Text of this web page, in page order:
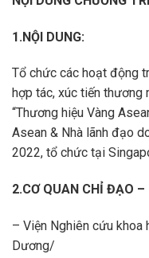
1.NỘI DUNG:
Tổ chức các hoạt động
hợp tác, xúc tiến thương
“Thương hiệu Vàng
Asean & Nhà lãnh đạo
2022, tổ chức tại
2.CƠ QUAN CHỈ ĐẠO –
– Viện Nghiên cứu khoa
Dương/